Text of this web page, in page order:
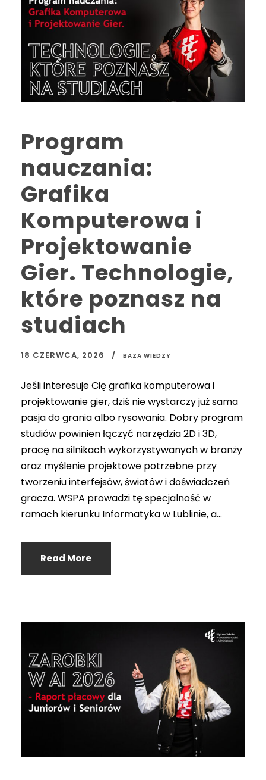
Program
nauczania:
Grafika
Komputerowa i
Projektowanie
Gier. Technologie,
które poznasz na
studiach
18 CZERWCA, 2026 BAZA WIEDZY
Jeśli interesuje Cię grafika komputerowa i
projektowanie gier, dziś nie wystarczy już sama
pasja do grania albo rysowania. Dobry program
studiów powinien łączyć narzędzia 2D i 3D,
pracę na silnikach wykorzystywanych w branży
oraz myślenie projektowe potrzebne przy
tworzeniu interfejsów, światów i doświadczeń
gracza. WSPA prowadzi tę specjalność w
ramach kierunku Informatyka w Lublinie, a...
Read More